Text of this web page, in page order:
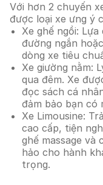
Với hơn 2 chuyến
được loại xe ưng ý
Xe ghế ngồi:
đường ngắn
dòng xe tiêu
Xe giường nằm:
qua đêm. Xe
đọc sách cá
đảm bảo bạn có
Xe Limousine:
cao cấp, tiện
ghế massage và
hảo cho hành
trọng.